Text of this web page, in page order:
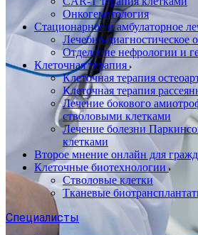
Онкогематология
Стационарное и амбулаторное
Лечебно-диагностическое
Отделение нефрологии и
Клеточная терапия
Клеточная терапия
Клеточная терапия
Лечение бокового
стволовыми клетками
Лечение болезни
клетками
Второе мнение онлайн для
Клеточные биотехнологии
Стволовые клетки
Тканевые
Специалисты